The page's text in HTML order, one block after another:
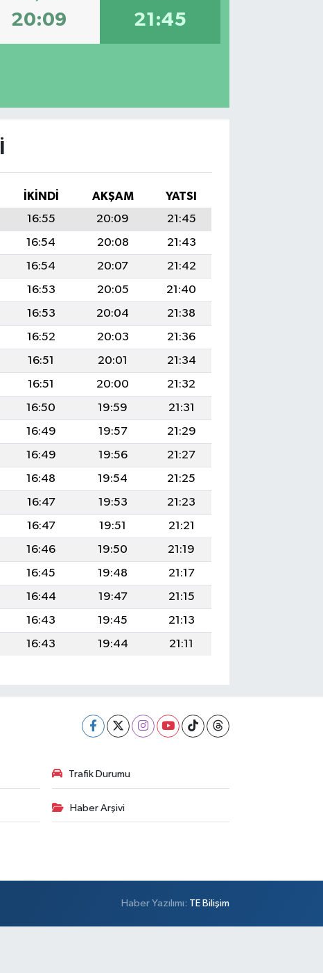
20:09 21:45
İKINDI AKŞAM
YATSI
16:55 20:09
21:45
16:54 20:08
21:43
16:54 20:07
21:42
16:53 20:05
21:40
16:53 20:04
21:38
16:52 20:03
21:36
16:51 20:01
21:34
16:51 20:00
21:32
16:50 19:59
21:31
16:49 19:57
21:29
16:49 19:56
21:27
16:48 19:54
21:25
16:47 19:53
21:23
16:47 19:51
21:21
16:46 19:50
21:19
16:45 19:48
21:17
16:44 19:47
21:15
16:43 19:45
21:13
16:43 19:44 21:11
Trafik Durumu
Haber Arşivi
Haber Yazılımı: TE Bilişim